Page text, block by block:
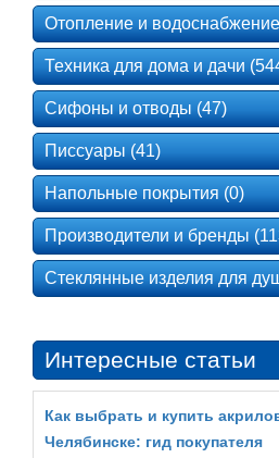
Отопление и
Техника для дома и дачи
Сифоны и отводы (47)
Писсуары (41)
Напольные покрытия (0)
Производители и бренды
Стеклянные изделия для
Интересные статьи
Как выбрать и купить
Челябинске: гид покупателя